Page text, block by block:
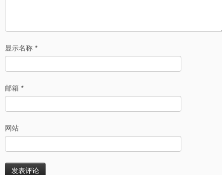
显示名称 *
邮箱 *
网站